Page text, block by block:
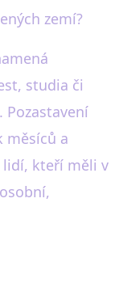
zemí?
studia či
Pozastavení
měsíců a
kteří měli v